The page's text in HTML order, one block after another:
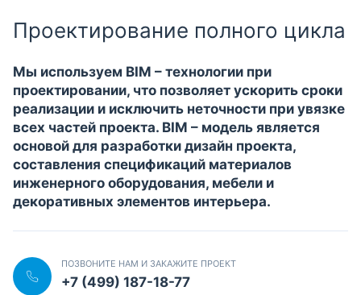
Проектирование полного цикла
Мы используем BIM – технологии при
проектировании, что позволяет ускорить сроки
реализации и исключить неточности при увязке
всех частей проекта. BIM – модель является
основой для разработки дизайн проекта,
составления спецификаций материалов
инженерного оборудования, мебели и
декоративных элементов интерьера.
ПОЗВОНИТЕ НАМ И ЗАКАЖИТЕ ПРОЕКТ
+7 (499) 187-18-77